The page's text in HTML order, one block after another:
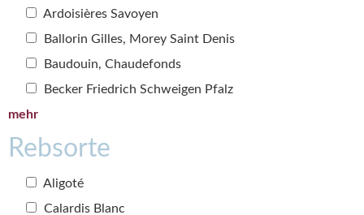
Ardoisières Savoyen
Ballorin Gilles, Morey Saint Denis
Baudouin, Chaudefonds
Becker Friedrich Schweigen Pfalz
mehr
Rebsorte
Aligoté
Calardis Blanc